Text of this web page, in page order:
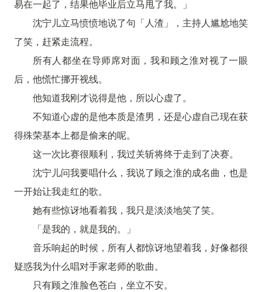
易在一起了，结果他毕业后立马甩了我。」
沈宁儿立马愤愤地说了句「人渣」，主持人尴尬地笑
了笑，赶紧走流程。
所有人都坐在导师席对面，我和顾之淮对视了一眼
后，他慌忙挪开视线。
他知道我刚才说得是他，所以心虚了。
不知道心虚的是他本质是渣男，还是心虚自己现在获
得殊荣基本上都是偷来的呢。
这一次比赛很顺利，我过关斩将终于走到了决赛。
沈宁儿问我要唱什么，我说了顾之淮的成名曲，也是
一开始让我走红的歌。
她有些惊讶地看着我，我只是淡淡地笑了笑。
「是我的，就是我的。」
音乐响起的时候，所有人都惊讶地望着我，好像都很
疑惑我为什么唱对手家老师的歌曲。
只有顾之淮脸色苍白，坐立不安。